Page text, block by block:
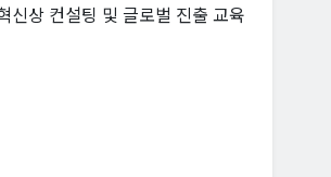
신상 컨설팅 및 글로벌 진출 교육